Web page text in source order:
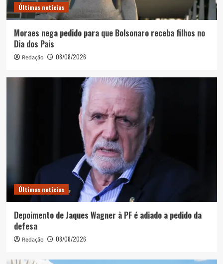
Últimas notícias
Moraes nega pedido para que Bolsonaro receba filhos no
Dia dos Pais
Redação 08/08/2026
Últimas notícias
Depoimento de Jaques Wagner à PF é adiado a pedido da
defesa
Redação 08/08/2026